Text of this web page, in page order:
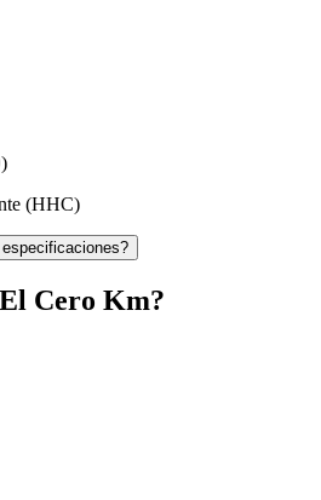
(HHC)
El Cero Km?